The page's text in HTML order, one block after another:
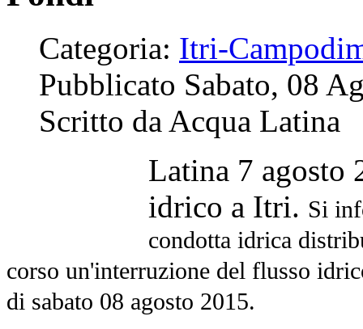
Categoria: Itri-
Pubblicato Sabato, 08
Scritto da Acqua Latina
Latina 7 agosto
idrico a Itri. Si
condotta idrica
corso un'interruzione del flusso
di sabato 08 agosto 2015.